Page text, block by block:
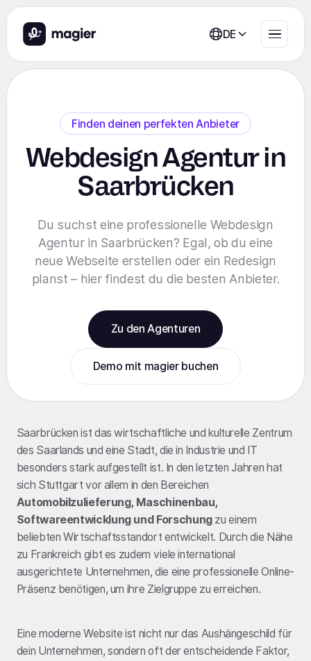
DE
Finden deinen perfekten Anbieter
Webdesign Agentur in
Saarbrücken
Du suchst eine professionelle Webdesign
Agentur in Saarbrücken? Egal, ob du eine
neue Webseite erstellen oder ein Redesign
planst – hier findest du die besten Anbieter.
Zu den Agenturen
Demo mit magier buchen
Saarbrücken ist das wirtschaftliche und kulturelle Zentrum
des Saarlands und eine Stadt, die in Industrie und IT
besonders stark aufgestellt ist. In den letzten Jahren hat
sich Stuttgart vor allem in den Bereichen
Automobilzulieferung, Maschinenbau,
Softwareentwicklung und Forschungzu einem
beliebten Wirtschaftsstandort entwickelt. Durch die Nähe
zu Frankreich gibt es zudem viele international
ausgerichtete Unternehmen, die eine professionelle Online-
Präsenz benötigen, um ihre Zielgruppe zu erreichen.
Eine moderne Website ist nicht nur das Aushängeschild für
dein Unternehmen, sondern oft der entscheidende Faktor,